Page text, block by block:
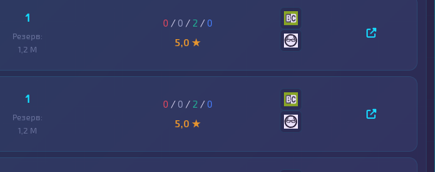
1
Резерв:
1,2 M
0 / 0 / 2 /0
5,0 ★
1
Резерв:
1,2 M
0 / 0 / 2 /0
5,0 ★